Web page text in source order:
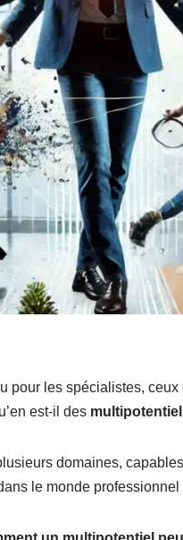
pour les spécialistes,
est-il des
domaines,
le monde